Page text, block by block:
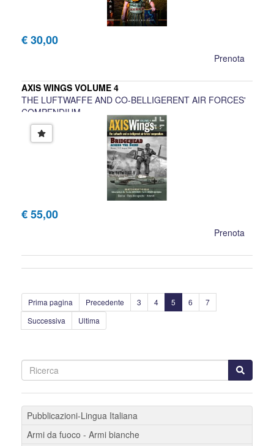
€ 30,00
Prenota
AXIS WINGS VOLUME 4
THE LUFTWAFFE AND CO-BELLIGERENT AIR FORCES'
COMPENDIUM
€ 55,00
Prenota
Prima pagina Precedente 3 4 5 6
7
Successiva
Ultima
Pubblicazioni-Lingua Italiana
Armi da fuoco - Armi bianche